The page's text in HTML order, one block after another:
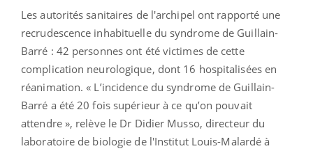
Les autorités sanitaires de l'archipel ont rapporté une
recrudescence inhabituelle du syndrome de Guillain-
Barré : 42 personnes ont été victimes de cette
complication neurologique, dont 16 hospitalisées en
réanimation. « L’incidence du syndrome de Guillain-
Barré a été 20 fois supérieur à ce qu’on pouvait
attendre », relève le Dr Didier Musso, directeur du
laboratoire de biologie de l'Institut Louis-Malardé à